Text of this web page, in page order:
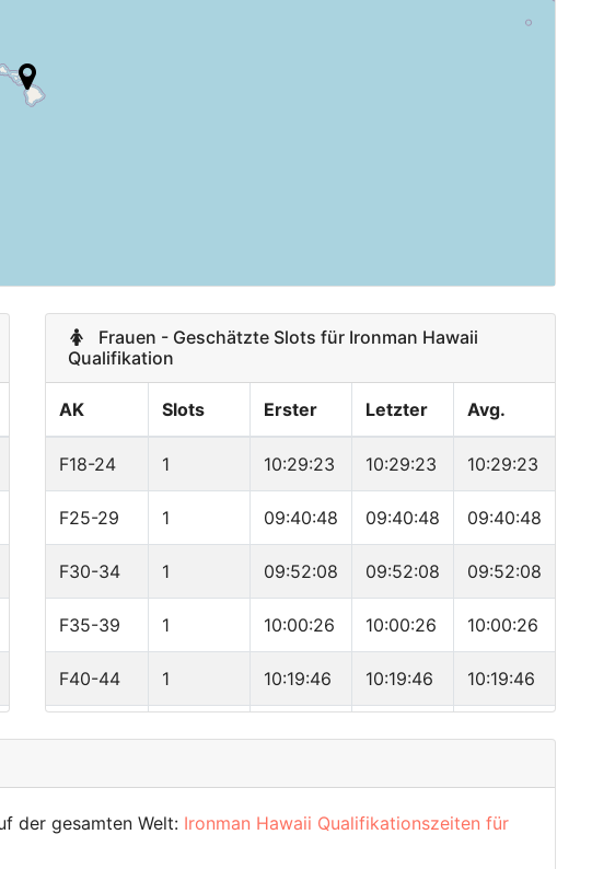
1
Frauen - Geschätzte Slots für Ironman Hawaii
Qualifikation
AK Slots Erster Letzter Avg.
F18-24 1 10:29:23 10:29:23 10:29:23
F25-29 1 09:40:48 09:40:48 09:40:48
F30-34 1 09:52:08 09:52:08 09:52:08
F35-39 1 10:00:26 10:00:26 10:00:26
F40-44 1 10:19:46 10:19:46 10:19:46
F50-54 1 10:47:13 10:47:13 10:47:13
F55-59
der gesamten Welt: Ironman Hawaii Qualifikationszeiten für